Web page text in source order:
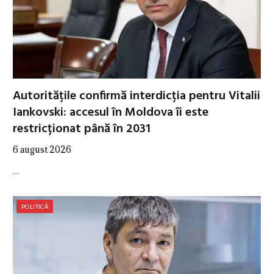
Autoritățile confirmă interdicția pentru Vitalii
Iankovski: accesul în Moldova îi este
restricționat până în 2031
6 august 2026
…
POLITICĂ